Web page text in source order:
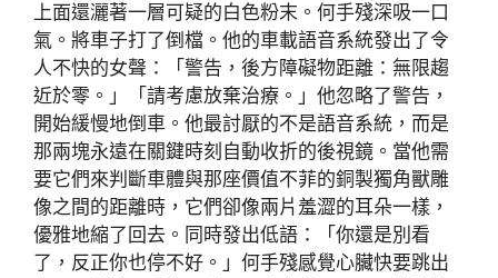
上面還灑著一層可疑的白色粉末。何手殘深吸一口
氣。將車子打了倒檔。他的車載語音系統發出了令
人不快的女聲：「警告，後方障礙物距離：無限趨
近於零。」「請考慮放棄治療。」他忽略了警告，
開始緩慢地倒車。他最討厭的不是語音系統，而是
那兩塊永遠在關鍵時刻自動收折的後視鏡。當他需
要它們來判斷車體與那座價值不菲的銅製獨角獸雕
像之間的距離時，它們卻像兩片羞澀的耳朵一樣，
優雅地縮了回去。同時發出低語：「你還是別看
了，反正你也停不好。」何手殘感覺心臟快要跳出